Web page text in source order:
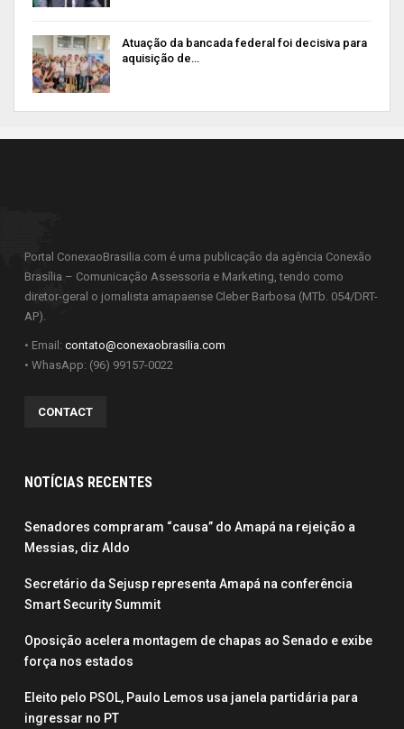
Atuação da bancada federal foi decisiva para
aquisição de…
Portal ConexaoBrasilia.com é uma publicação da agência Conexão
Brasília – Comunicação Assessoria e Marketing, tendo como
diretor-geral o jornalista amapaense Cleber Barbosa (MTb. 054/DRT-
AP).
• Email: contato@conexaobrasilia.com
• WhasApp: (96) 99157-0022
CONTACT
NOTÍCIAS RECENTES
Senadores compraram “causa” do Amapá na rejeição a
Messias, diz Aldo
Secretário da Sejusp representa Amapá na conferência
Smart Security Summit
Oposição acelera montagem de chapas ao Senado e exibe
força nos estados
Eleito pelo PSOL, Paulo Lemos usa janela partidária para
ingressar no PT